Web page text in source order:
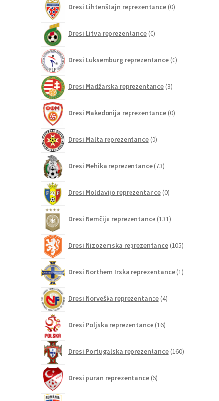
Dresi Lihtenštajn reprezentance 0izdelkov
Dresi Litva reprezentance 0izdelkov
Dresi Luksemburg reprezentance 0izdelkov
Dresi Madžarska reprezentance 3izdelki
Dresi Makedonija reprezentance 0izdelkov
Dresi Malta reprezentance 0izdelkov
Dresi Mehika reprezentance 73izdelkov
Dresi Moldavijo reprezentance 0izdelkov
Dresi Nemčija reprezentance 131izdelkov
Dresi Nizozemska reprezentance 105izdelkov
Dresi Northern Irska reprezentance 1izdelek
Dresi Norveška reprezentance 4izdelki
Dresi Poljska reprezentance 16izdelkov
Dresi Portugalska reprezentance 160izdelkov
Dresi puran reprezentance 6izdelkov